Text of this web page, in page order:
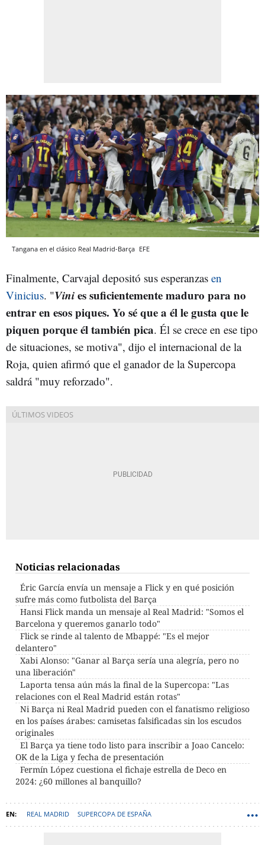
Tangana en el clásico Real Madrid-Barça EFE
Finalmente, Carvajal depositó sus esperanzas en
Vinicius. "Vinies suficientemente maduro para no
entrar en esos piques. Yo sé que a él le gusta que le
piquen porque él también pica. Él se crece en ese tipo
de situaciones, se motiva", dijo el internacional de la
Roja, quien afirmó que el ganador de la Supercopa
saldrá "muy reforzado".
Noticias relacionadas
Éric García envía un mensaje a Flick y en qué posición
sufre más como futbolista del Barça
Hansi Flick manda un mensaje al Real Madrid: "Somos el
Barcelona y queremos ganarlo todo"
Flick se rinde al talento de Mbappé: "Es el mejor
delantero"
Xabi Alonso: "Ganar al Barça sería una alegría, pero no
una liberación"
Laporta tensa aún más la final de la Supercopa: "Las
relaciones con el Real Madrid están rotas"
Ni Barça ni Real Madrid pueden con el fanatismo religioso
en los países árabes: camisetas falsificadas sin los escudos
originales
El Barça ya tiene todo listo para inscribir a Joao Cancelo:
OK de la Liga y fecha de presentación
Fermín López cuestiona el fichaje estrella de Deco en
2024: ¿60 millones al banquillo?
REAL MADRID SUPERCOPA DE ESPAÑA